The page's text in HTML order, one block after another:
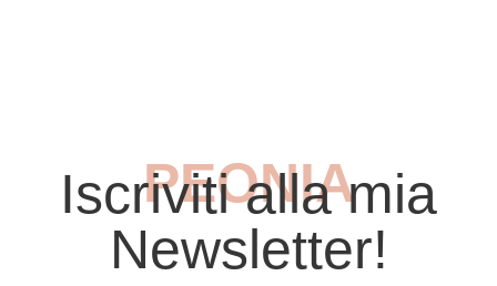
PEONIA
Iscriviti alla mia
Newsletter!